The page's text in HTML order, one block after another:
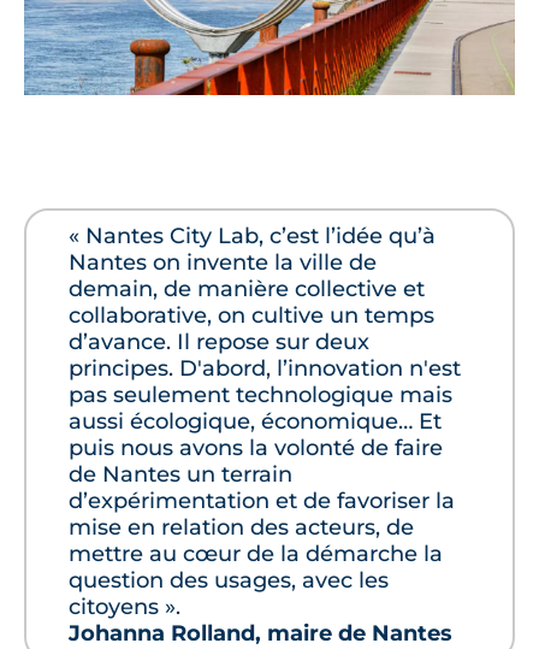
« Nantes City Lab, c’est l’idée qu’à
Nantes on invente la ville de
demain, de manière collective et
collaborative, on cultive un temps
d’avance. Il repose sur deux
principes. D'abord, l’innovation n'est
pas seulement technologique mais
aussi écologique, économique… Et
puis nous avons la volonté de faire
de Nantes un terrain
d’expérimentation et de favoriser la
mise en relation des acteurs, de
mettre au cœur de la démarche la
question des usages, avec les
citoyens ».
Johanna Rolland, maire de Nantes